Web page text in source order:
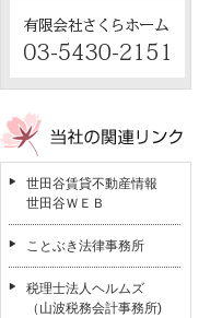
世田谷賃貸不動産情報
世田谷ＷＥＢ
ことぶき法律事務所
税理士法人ヘルムズ
（山波税務会計事務所)